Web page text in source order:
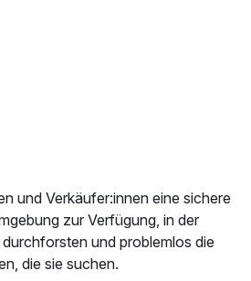
und Verkäufer:innen eine sichere
zur Verfügung, in der
und problemlos die
die sie suchen.